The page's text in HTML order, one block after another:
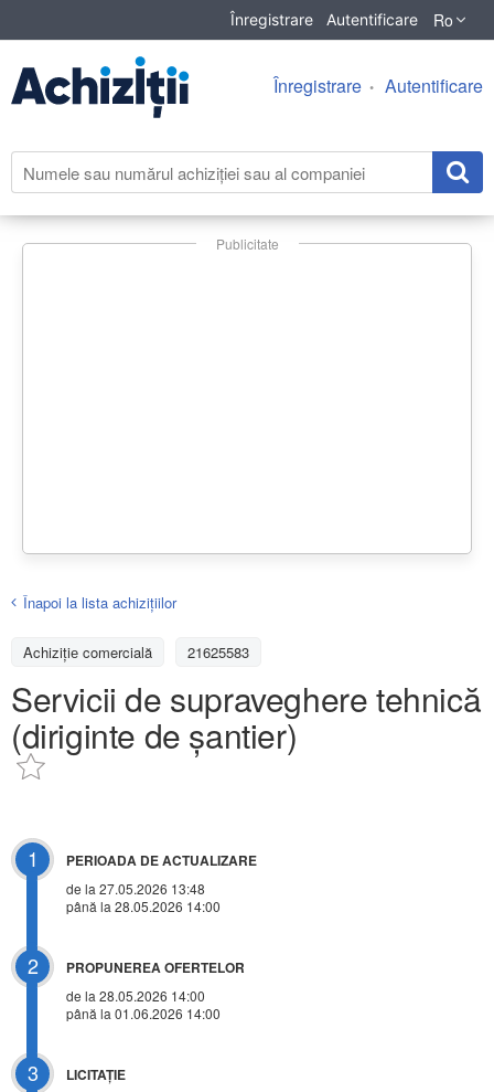
Înregistrare Autentificare Ro
Înregistrare Autentificare
Publicitate
Înapoi la lista achiziţiilor
Achizițiе comercială 21625583
Servicii de supraveghere tehnică
(diriginte de șantier)
1 PERIOADA DE ACTUALIZARE
de la 27.05.2026 13:48
până la 28.05.2026 14:00
2 PROPUNEREA OFERTELOR
de la 28.05.2026 14:00
până la 01.06.2026 14:00
3 LICITAŢIE